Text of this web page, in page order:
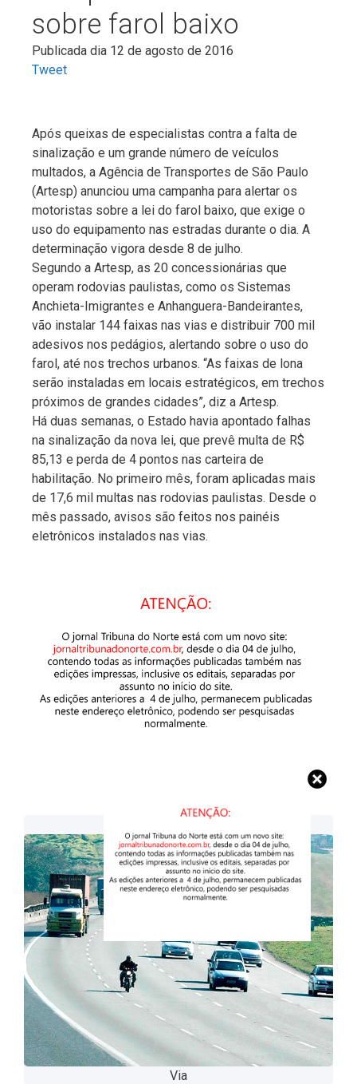
sobre farol baixo
Publicada dia 12 de agosto de 2016
Tweet
Após queixas de especialistas contra a falta de
sinalização e um grande número de veículos
multados, a Agência de Transportes de São Paulo
(Artesp) anunciou uma campanha para alertar os
motoristas sobre a lei do farol baixo, que exige o
uso do equipamento nas estradas durante o dia. A
determinação vigora desde 8 de julho.
Segundo a Artesp, as 20 concessionárias que
operam rodovias paulistas, como os Sistemas
Anchieta-Imigrantes e Anhanguera-Bandeirantes,
vão instalar 144 faixas nas vias e distribuir 700 mil
adesivos nos pedágios, alertando sobre o uso do
farol, até nos trechos urbanos. “As faixas de lona
serão instaladas em locais estratégicos, em trechos
próximos de grandes cidades”, diz a Artesp.
Há duas semanas, o Estado havia apontado falhas
na sinalização da nova lei, que prevê multa de R$
85,13 e perda de 4 pontos nas carteira de
habilitação. No primeiro mês, foram aplicadas mais
de 17,6 mil multas nas rodovias paulistas. Desde o
mês passado, avisos são feitos nos painéis
eletrônicos instalados nas vias.
Imagens: Divulgação
Via